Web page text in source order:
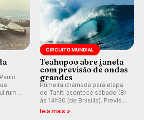
rumo
de
CIRCUITO MUNDIAL
Teahupoo abre janela
com previsão de ondas
grandes
Primeira chamada para etapa
do Tahiti acontece sábado (8)
às 14h30 (de Brasília). Previsão
indica swell consistente.
Medina embarca para evento e
leia mais »